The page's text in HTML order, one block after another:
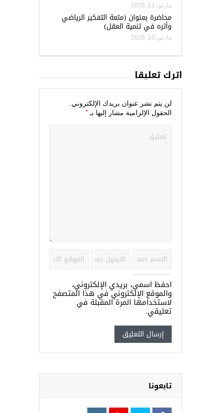
مارس 11, 2026
محاضرة بعنوان (متعة التفكير الرياضي
وأثره في تنمية العقل)
مارس 10, 2026
اترك تعليقاً
لن يتم نشر عنوان بريدك الإلكتروني.
الحقول الإلزامية مشار إليها بـ *
احفظ اسمي، بريدي الإلكتروني،
والموقع الإلكتروني في هذا المتصفح
لاستخدامها المرة المقبلة في
تعليقي.
تابعونا